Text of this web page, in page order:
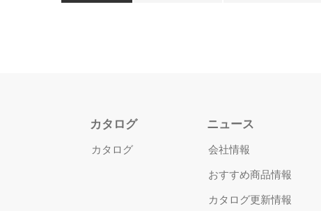
カタログ
カタログ
ニュース
会社情報
おすすめ商品情報
カタログ更新情報